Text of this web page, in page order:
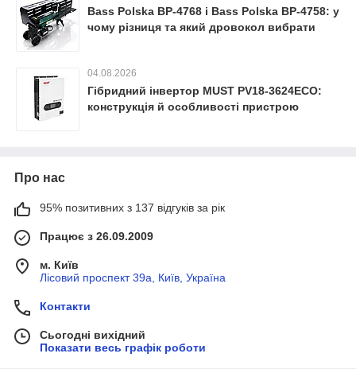
Bass Polska BP-4768 і Bass Polska BP-4758: у
чому різниця та який дровокол вибрати
04.08.2026
Гібридний інвертор MUST PV18-3624ECO:
конструкція й особливості пристрою
Про нас
95% позитивних з 137 відгуків за рік
Працює з 26.09.2009
м. Київ
Лісовий проспект 39а, Київ, Україна
Контакти
Сьогодні вихідний
Показати весь графік роботи